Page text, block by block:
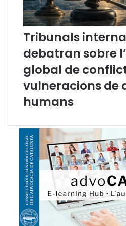
a
c
i
t
a
t
l
c
a
t
a
à
e
s
r
e
l
a
c
i
o
n
s
Tribunals
debatran sobre
global de
vulneracions de
humans